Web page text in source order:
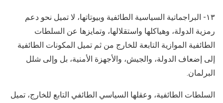
١٣- البراجماتية السياسية الطائفية وبيوتاتها، لا تميل نحو دعم
رمزية الدولة، وهياكلها واستقلالها، وتمايزها عن السلطات
الطائفية الموازية التابعة للخارج من ثم تميل المكونات الطائفية
إلى إضعاف الدولة، والجيش، والأجهزة الأمنية، بل وإلى شلل
البرلمان.
السلطات الطائفية، وعقلها السياسي الطائفي التابع للخارج، تميل